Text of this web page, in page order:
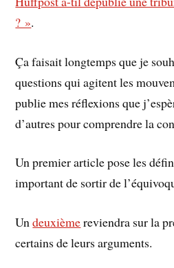
? ».
Ça faisait longtemps que je
questions qui agitent les
publie mes réflexions que
d’autres pour comprendre la
Un premier article pose les
important de sortir de
Undeuxièmereviendra sur la
certains de leurs arguments.